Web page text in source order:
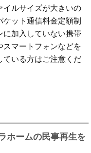
イルサイズが大きいの
ケット通信料金定額制
に加入していない携帯
スマートフォンなどを
ている方はご注意くだ
ホームの民事再生を